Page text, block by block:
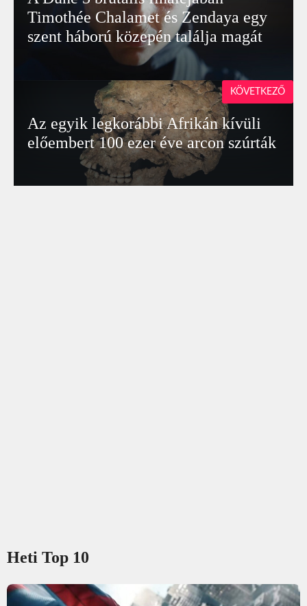
Timothée Chalamet és Zendaya egy
szent háború közepén találja magát
Az egyik legkorábbi Afrikán kívüli
előembert 100 ezer éve arcon szúrták
KÖVETKEZŐ
Heti Top 10